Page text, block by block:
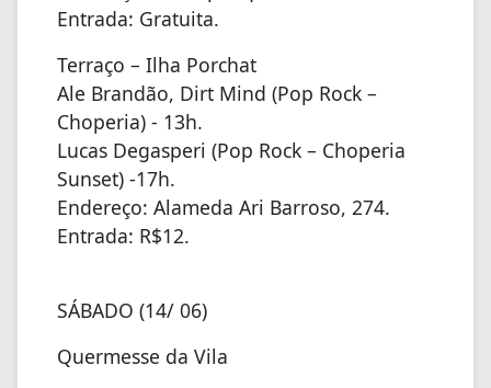
Entrada: Gratuita.
Terraço – Ilha Porchat
Ale Brandão, Dirt Mind (Pop Rock –
Choperia) - 13h.
Lucas Degasperi (Pop Rock – Choperia
Sunset) -17h.
Endereço: Alameda Ari Barroso, 274.
Entrada: R$12.
SÁBADO (14/ 06)
Quermesse da Vila